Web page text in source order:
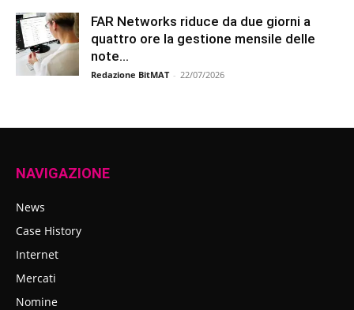
FAR Networks riduce da due giorni a
quattro ore la gestione mensile delle
note...
Redazione BitMAT - 22/07/2026
NAVIGAZIONE
News
Case History
Internet
Mercati
Nomine